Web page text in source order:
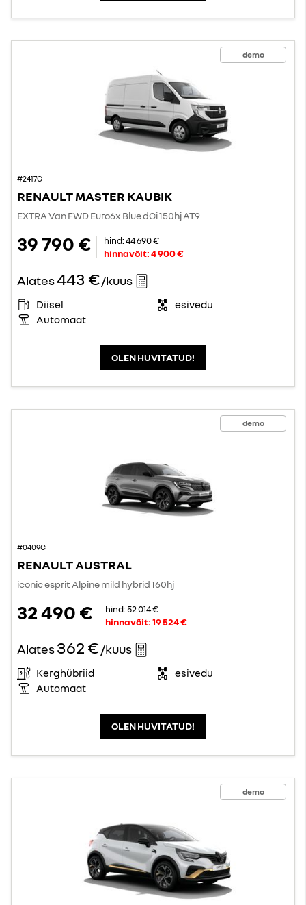
demo
#2417C
RENAULT MASTER KAUBIK
EXTRA Van FWD Euro6x Blue dCi 150hj AT9
39 790 € hind:44 690 €
hinnavõit:4 900 €
Alates443 €/kuus
Diisel
esivedu
Automaat
OLEN HUVITATUD!
demo
#0409C
RENAULT AUSTRAL
iconic esprit Alpine mild hybrid 160hj
32 490 € hind:52 014 €
hinnavõit:19 524 €
Alates362 €/kuus
Kerghübriid
esivedu
Automaat
OLEN HUVITATUD!
demo